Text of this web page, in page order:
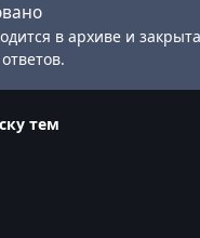
в архиве и
тем